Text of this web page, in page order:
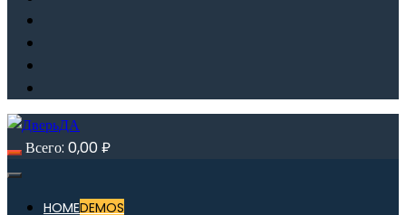
Всего: 0,00₽
HOMEDEMOS